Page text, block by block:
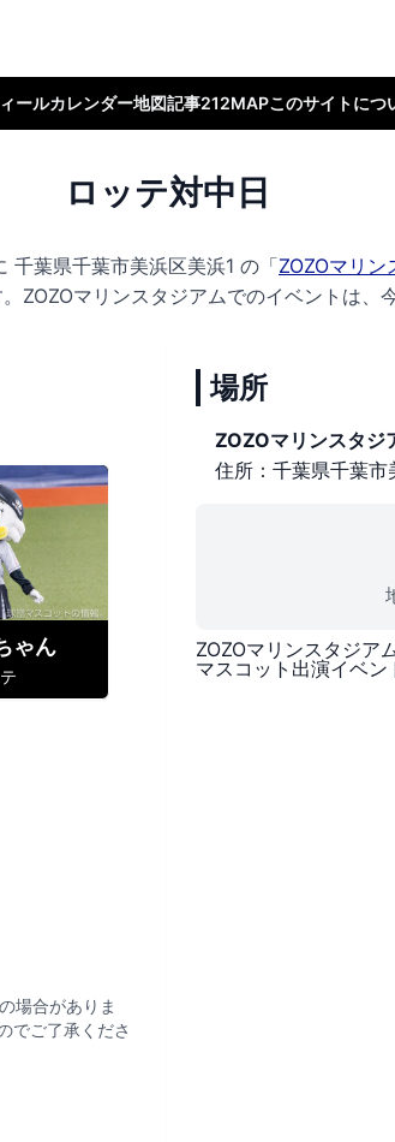
ールカレンダー地図記事212MAPこのサイトにつ
ロッテ対中日
千葉県千葉市美浜区美浜1 の 「ZOZOマリン
ZOZOマリンスタジアムでのイベントは、
ゃん
場合がありま
でご了承くださ
場所
ZOZOマリンスタジ
住所：千葉県千葉市
ZOZOマリンスタジア
マスコット出演イベン